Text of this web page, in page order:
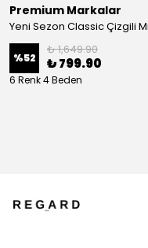
Premium Markalar
%52
₺ 1,649.90
₺ 799.90
6 Renk 4 Beden